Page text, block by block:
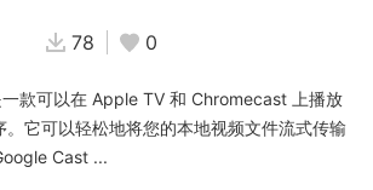
78 0
款可以在 Apple TV 和 Chromecast 上播放
。它可以轻松地将您的本地视频文件流式传输
Cast ...